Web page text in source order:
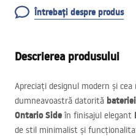
Întrebați despre produs
Descrierea produsului
Apreciați designul modern și
dumneavoastră datorită
Ontario Side în finisajul elegant
de stil minimalist și